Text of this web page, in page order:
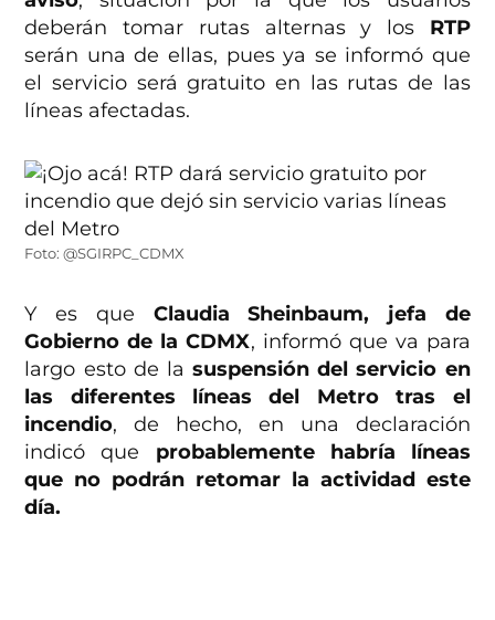
deberán tomar rutas alternas y los RTP
serán una de ellas, pues ya se informó que
el servicio será gratuito en las rutas de las
líneas afectadas.
Foto: @SGIRPC_CDMX
Y es que Claudia Sheinbaum, jefa de
Gobierno de la CDMX, informó que va para
largo esto de lasuspensión del servicio en
las diferentes líneas del Metro tras el
incendio, de hecho, en una declaración
indicó que probablemente habría líneas
que no podrán retomar la actividad este
día.